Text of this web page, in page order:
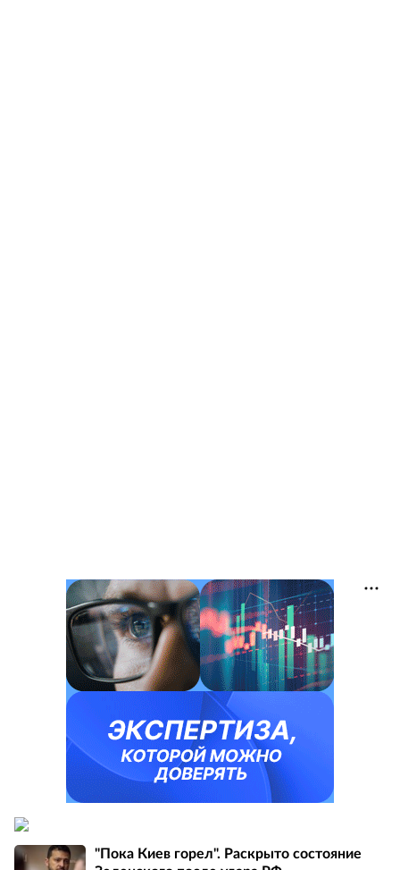
"Пока Киев горел". Раскрыто состояние